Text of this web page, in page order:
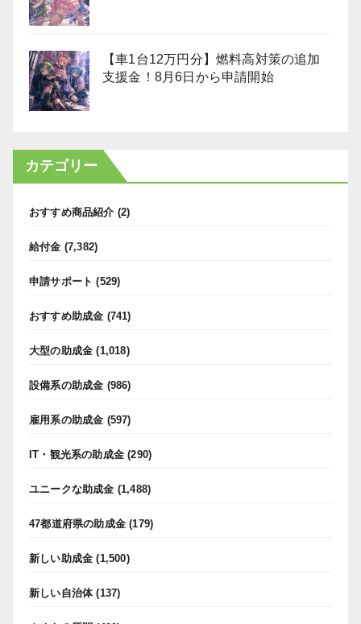
【車1台12万円分】燃料高対策の追加
支援金！8月6日から申請開始
カテゴリー
おすすめ商品紹介 (2)
給付金 (7,382)
申請サポート (529)
おすすめ助成金 (741)
大型の助成金 (1,018)
設備系の助成金 (986)
雇用系の助成金 (597)
IT・観光系の助成金 (290)
ユニークな助成金 (1,488)
47都道府県の助成金 (179)
新しい助成金 (1,500)
新しい自治体(137)